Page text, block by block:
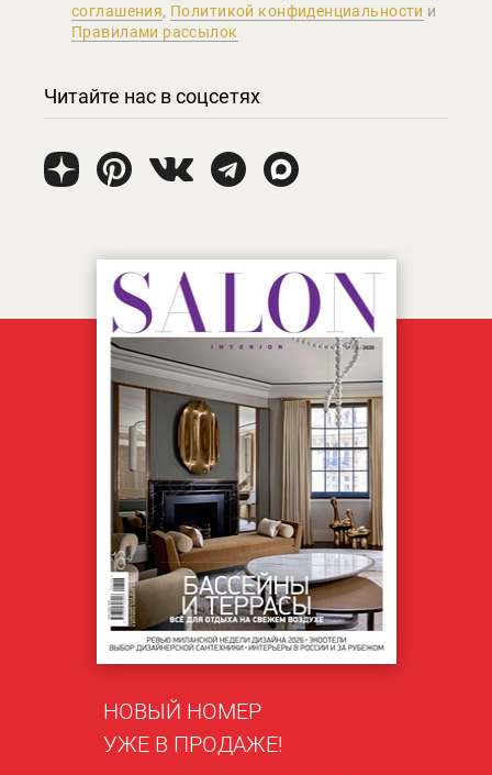
соглашения, Политикой конфиденциальности и
Правилами рассылок
Читайте нас в соцсетях
НОВЫЙ НОМЕР
УЖЕ В ПРОДАЖЕ!